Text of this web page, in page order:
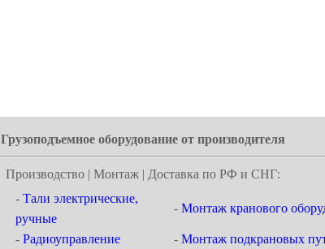
Грузоподъемное оборудование от производителя
Производство | Монтаж | Доставка по РФ и СНГ:
- Тали электрические,
ручные
- Монтаж кранового
- Радиоуправление - Монтаж подкрановых